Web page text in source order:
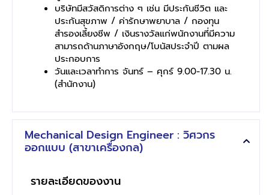
บริษัทมีสวัสดิการต่าง ๆ เช่น มีประกันชีวิต และ
ประกันสุขภาพ / ค่ารักษาพยาบาล / กองทุน
สำรองเลี้ยงชีพ / เงินรางวัลแก่พนักงานที่มีความ
สามารถด้านภาษาอังกฤษ/โบนัสประจำปี ตามผล
ประกอบการ
วันและเวลาทำการ จันทร์ – ศุกร์ 9.00-17.30 น.
(สำนักงาน)
Mechanical Design Engineer : วิศวกร
ออกแบบ (สาขาเครื่องกล)
รายละเอียดของงาน